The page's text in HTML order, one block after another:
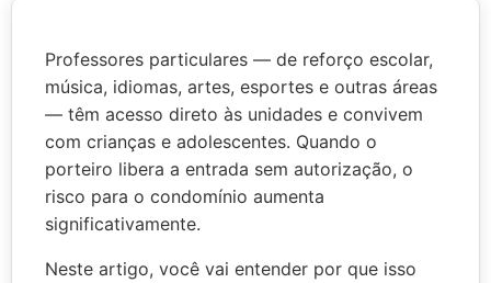
Professores particulares — de reforço escolar,
música, idiomas, artes, esportes e outras áreas
— têm acesso direto às unidades e convivem
com crianças e adolescentes. Quando o
porteiro libera a entrada sem autorização, o
risco para o condomínio aumenta
significativamente.
Neste artigo, você vai entender por que isso